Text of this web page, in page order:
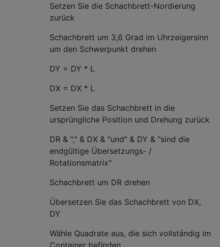
Setzen Sie die Schachbrett-Nordierung
zurück
Schachbrett um 3,6 Grad im Uhrzeigersinn
um den Schwerpunkt drehen
DY = DY * L
DX = DX * L
Setzen Sie das Schachbrett in die
ursprüngliche Position und Drehung zurück
DR & "," & DX & "und" & DY & "sind die
endgültige Übersetzungs- /
Rotationsmatrix"
Schachbrett um DR drehen
Übersetzen Sie das Schachbrett von DX,
DY
Wähle Quadrate aus, die sich vollständig im